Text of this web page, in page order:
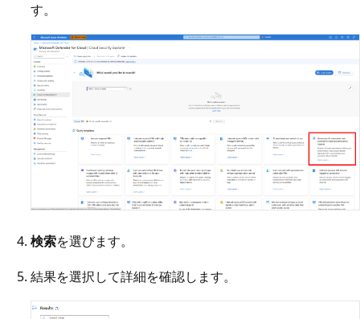
す。
検索を選びます。
結果を選択して詳細を確認します。